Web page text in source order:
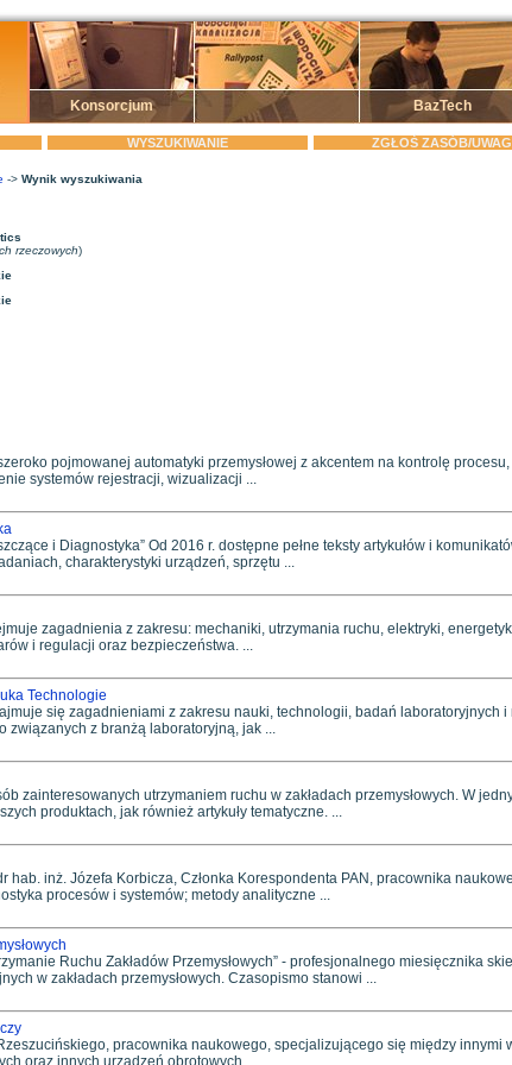
Konsorcjum BazTech
WYSZUKIWANIE ZGŁOŚ ZASÓB/
-> Wynik wyszukiwania
rzeczowych)
pojmowanej automatyki przemysłowej z akcentem na kontrolę
systemów rejestracji, wizualizacji ...
i Diagnostyka” Od 2016 r. dostępne pełne teksty artykułów i
charakterystyki urządzeń, sprzętu ...
zagadnienia z zakresu: mechaniki, utrzymania ruchu, elektryki,
i regulacji oraz bezpieczeństwa. ...
Technologie
się zagadnieniami z zakresu nauki, technologii, badań laboratoryjnych
związanych z branżą laboratoryjną, jak ...
zainteresowanych utrzymaniem ruchu w zakładach przemysłowych. W
produktach, jak również artykuły tematyczne. ...
hab. inż. Józefa Korbicza, Członka Korespondenta PAN, pracownika
procesów i systemów; metody analityczne ...
Ruchu Zakładów Przemysłowych” - profesjonalnego miesięcznika
w zakładach przemysłowych. Czasopismo stanowi ...
pracownika naukowego, specjalizującego się między innymi
oraz innych urządzeń obrotowych. ...